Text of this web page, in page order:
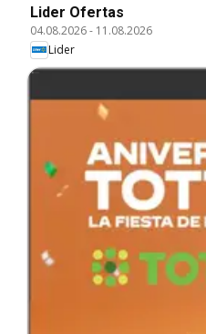
Lider Ofertas
04.08.2026- 11.08.2026
Lider